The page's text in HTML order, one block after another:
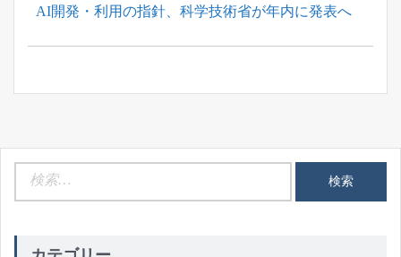
シ
ョ
Next
AI開発・利用の指針、科学技術省が年内に発表へ